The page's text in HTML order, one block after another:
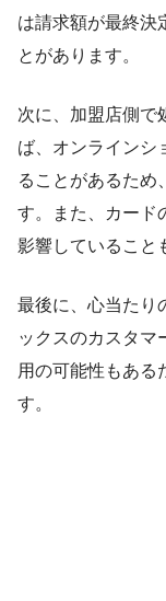
は請求額が最終決
とがあります。
次に、加盟店側で
ば、オンラインシ
ることがあるため
す。また、カード
影響していること
最後に、心当たり
ックスのカスタマ
用の可能性もある
す。